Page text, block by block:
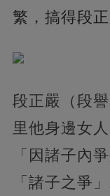
繁，搞得段
段正嚴（段
里他身邊女
「因諸子內
「諸子之爭